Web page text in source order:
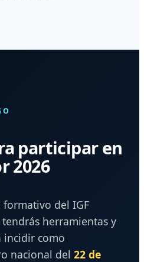
participar en
2026
formativo del IGF
herramientas y
incidir como
nacional del 22 de